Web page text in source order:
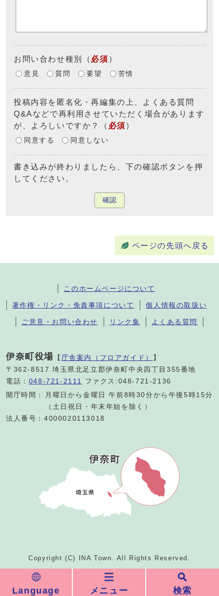
Language メニュー 検索
お問い合わせ種別 （ 必須 ）
意見 質問 要望 苦情
投稿内容を匿名化・再編集の上、よくある質問
Q&Aなどで再利用させていただく場合があります
が、よろしいですか？
（ 必須 ）
同意する 同意しない
書き込みが終わりましたら、下の確認ボタンを押
してください。
確認
ページの先頭へ戻る
このホームページについて
著作権・リンク・免責事項について 個人情報の取扱い
ご意見・お問い合わせ リンク集 よくある質問
伊奈町役場 【 庁舎案内（フロアガイド） 】
〒362-8517 埼玉県北足立郡伊奈町中央四丁目355番地
電話： 048-721-2111
ファクス:048-721-2136
開庁時間：
月曜日から金曜日 午前8時30分から午後5時15分
（土日祝日・年末年始を除く）
法人番号：4000020113018
Copyright (C) INA Town. All Rights Reserved.